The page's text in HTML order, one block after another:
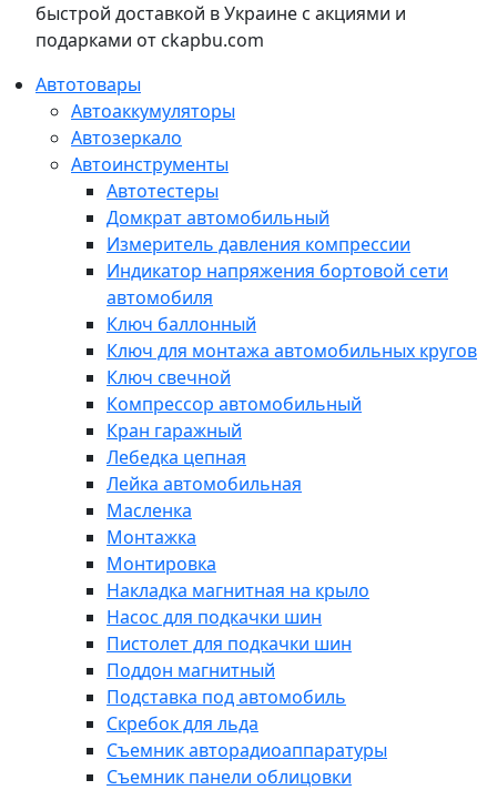
быстрой доставкой в Украине с акциями и
подарками от ckapbu.com
Автотовары
Автоаккумуляторы
Автозеркало
Автоинструменты
Автотестеры
Домкрат автомобильный
Измеритель давления компрессии
Индикатор напряжения бортовой сети
автомобиля
Ключ баллонный
Ключ для монтажа автомобильных кругов
Ключ свечной
Компрессор автомобильный
Кран гаражный
Лебедка цепная
Лейка автомобильная
Масленка
Монтажка
Монтировка
Накладка магнитная на крыло
Насос для подкачки шин
Пистолет для подкачки шин
Поддон магнитный
Подставка под автомобиль
Скребок для льда
Съемник авторадиоаппаратуры
Съемник панели облицовки